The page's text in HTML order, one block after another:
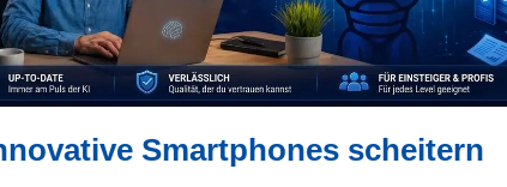
Smartphones scheitern